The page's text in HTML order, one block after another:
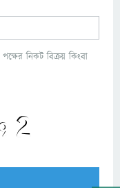
নিকট বিক্রয় কিংবা